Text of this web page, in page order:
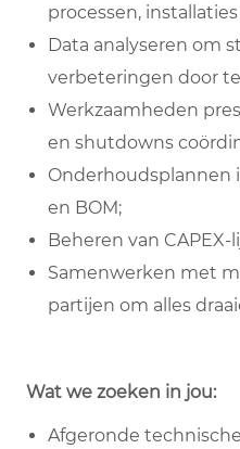
processen,
Data analyseren om
verbeteringen door
Werkzaamheden
en shutdowns
Onderhoudsplannen
en BOM;
Beheren van CAPEX-
Samenwerken met
partijen om alles
Wat we zoeken in jou:
Afgeronde